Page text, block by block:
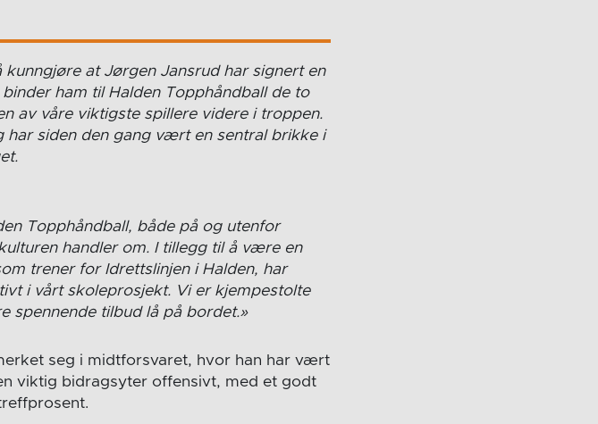
at Jørgen Jansrud har signert en
ham til Halden Topphåndball de to
av våre viktigste spillere videre i troppen.
har siden den gang vært en sentral brikke i
Topphåndball, både på og utenfor
handler om. I tillegg til å være en
trener for Idrettslinjen i Halden, har
i vårt skoleprosjekt. Vi er kjempestolte
spennende tilbud lå på bordet.»
seg i midtforsvaret, hvor han har vært
viktig bidragsyter offensivt, med et godt